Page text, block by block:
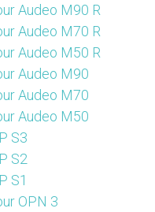
Audeo M90 R
Audeo M70 R
Audeo M50 R
Audeo M90
Audeo M70
Audeo M50
S3
S2
S1
OPN 3